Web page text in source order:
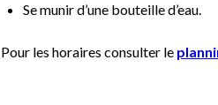
Se munir d’une bouteille d’eau.
Pour les horaires consulter le